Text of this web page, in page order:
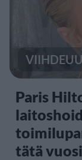
Paris
tätä